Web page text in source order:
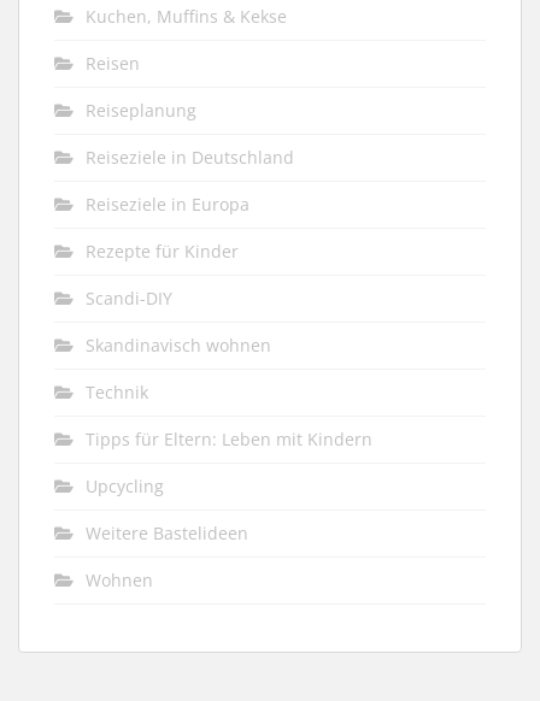
Kuchen, Muffins & Kekse
Reisen
Reiseplanung
Reiseziele in Deutschland
Reiseziele in Europa
Rezepte für Kinder
Scandi-DIY
Skandinavisch wohnen
Technik
Tipps für Eltern: Leben mit Kindern
Upcycling
Weitere Bastelideen
Wohnen